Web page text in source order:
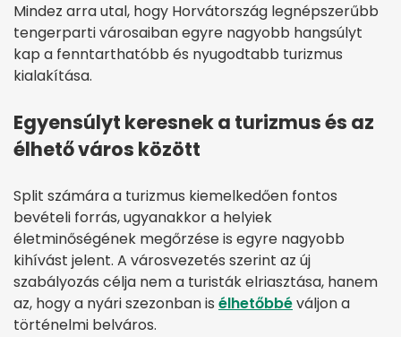
Mindez arra utal, hogy Horvátország legnépszerűbb
tengerparti városaiban egyre nagyobb hangsúlyt
kap a fenntarthatóbb és nyugodtabb turizmus
kialakítása.
Egyensúlyt keresnek a turizmus és az
élhető város között
Split számára a turizmus kiemelkedően fontos
bevételi forrás, ugyanakkor a helyiek
életminőségének megőrzése is egyre nagyobb
kihívást jelent. A városvezetés szerint az új
szabályozás célja nem a turisták elriasztása, hanem
az, hogy a nyári szezonban is élhetőbbéváljon a
történelmi belváros.